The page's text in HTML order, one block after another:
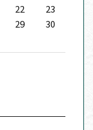
22
23
29
30